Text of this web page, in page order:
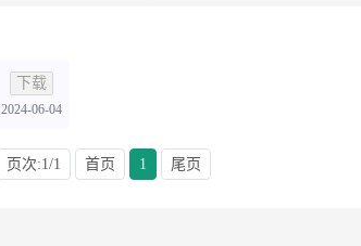
下载
2024-06-04
页次:1/1 首页 1 尾页